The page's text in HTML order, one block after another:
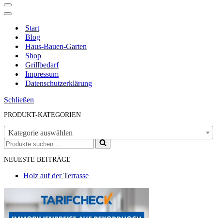
Navigationsmenü
Navigationsmenü
Start
Blog
Haus-Bauen-Garten
Shop
Grillbedarf
Impressum
Datenschutzerklärung
Schließen
PRODUKT-KATEGORIEN
Kategorie auswählen
Suchen
nach …
NEUESTE BEITRÄGE
Holz auf der Terrasse